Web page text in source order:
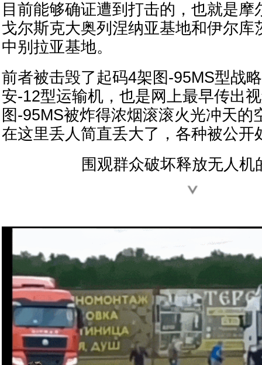
目前能够确证遭到打击的，也就是摩
戈尔斯克大奥列涅纳亚基地和伊尔库
中别拉亚基地。
前者被击毁了起码4架图-95MS型战
安-12型运输机，也是网上最早传出
图-95MS被炸得浓烟滚滚火光冲天的
在这里丢人简直丢大了，各种被公开
围观群众破坏释放无人机